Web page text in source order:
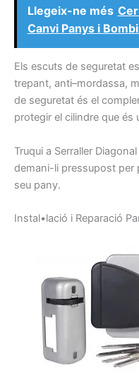
Llegeix-ne més
Canvi Panys i
Els escuts de seguretat
trepant, anti–mordassa,
de seguretat és el
protegir el cilindre que és
Truqui a Serraller
demani-li pressupost per
seu pany.
Instal•lació i Reparació P